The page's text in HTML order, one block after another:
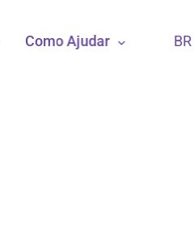
Como Ajudar